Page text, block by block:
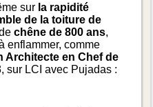
sur la rapidité
de la toiture de
chêne de 800 ans,
enflammer, comme
Architecte en Chef de
sur LCI avec Pujadas :